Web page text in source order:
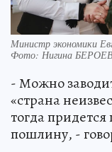
Министр экономики
Фото: Нигина
- Можно
«страна
тогда
пошлину, -